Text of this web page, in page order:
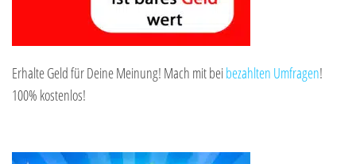
Erhalte Geld für Deine Meinung! Mach mit beibezahlten Umfragen!
100% kostenlos!